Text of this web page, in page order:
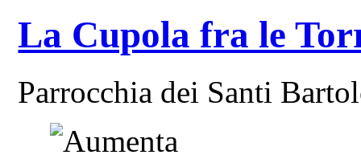
La Cupola fra le
Parrocchia dei Santi